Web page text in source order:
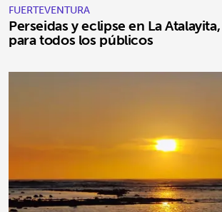
FUERTEVENTURA
Perseidas y eclipse en La
para todos los públicos